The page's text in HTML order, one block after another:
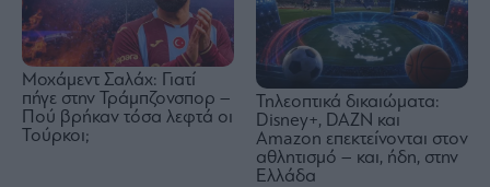
Μοχάμεντ Σαλάχ: Γιατί
πήγε στην Τράμπζονσπορ –
Πού βρήκαν τόσα λεφτά οι
Τούρκοι;
Τηλεοπτικά δικαιώματα:
Disney+, DAZN και
Amazon επεκτείνονται στον
αθλητισμό – και, ήδη, στην
Ελλάδα